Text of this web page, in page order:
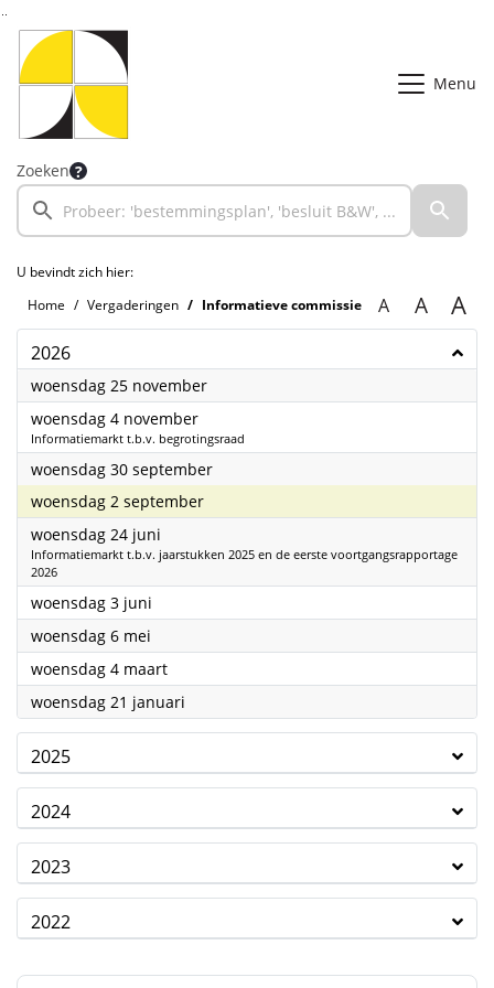
Menu
Zoeken
U bevindt zich hier:
Home
Vergaderingen Informatieve commissie A A A
2026
woensdag 25 november2026
woensdag 4 november2026
Informatiemarkt t.b.v. begrotingsraad
woensdag 30 september2026
woensdag 2 september2026
woensdag 24 juni
Informatiemarkt t.b.v. jaarstukken 2025 en de eerste voortgangsrapportage
2026
woensdag 3 juni
woensdag 6 mei
woensdag 4 maart2026
woensdag 21 januari
2025
2024
2023
2022